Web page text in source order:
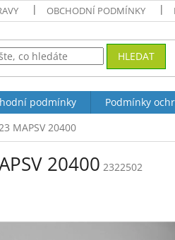
OBCHODNÍ PODMÍNKY
HLEDAT
podmínky Podmínky
MAPSV 20400
20400 2322502